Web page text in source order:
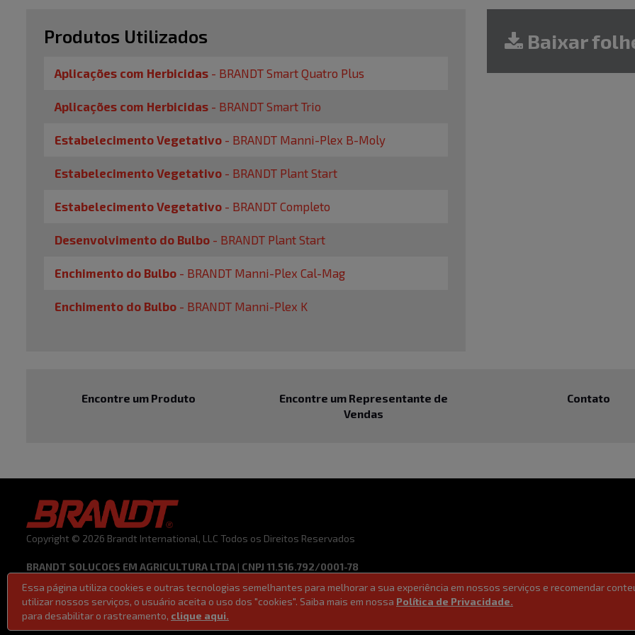
Produtos Utilizados
Aplicações com Herbicidas - BRANDT Smart Quatro Plus
Aplicações com Herbicidas - BRANDT Smart Trio
Estabelecimento Vegetativo - BRANDT Manni-Plex B-Moly
Estabelecimento Vegetativo - BRANDT Plant Start
Estabelecimento Vegetativo - BRANDT Completo
Desenvolvimento do Bulbo - BRANDT Plant Start
Enchimento do Bulbo - BRANDT Manni-Plex Cal-Mag
Enchimento do Bulbo - BRANDT Manni-Plex K
Baixar
Encontre um Produto
Encontre um Representante de
Vendas
Contato
Copyright © 2026 Brandt International, LLC Todos os Direitos Reservados
BRANDT SOLUCOES EM AGRICULTURA LTDA | CNPJ 11.516.792/0001-78
Termos de Uso Código de Ética e Conduta Política de Privacidade
Ferramentas de vendas
Lei 14611/2023 | Lei da Igualdade Salarial
Essa página utiliza cookies e outras tecnologias semelhantes para melhorar a sua experiência em nossos serviços e recomendar
utilizar nossos serviços, o usuário aceita o uso dos "cookies". Saiba mais em nossa Política de Privacidade.
para desabilitar o rastreamento, clique aqui.